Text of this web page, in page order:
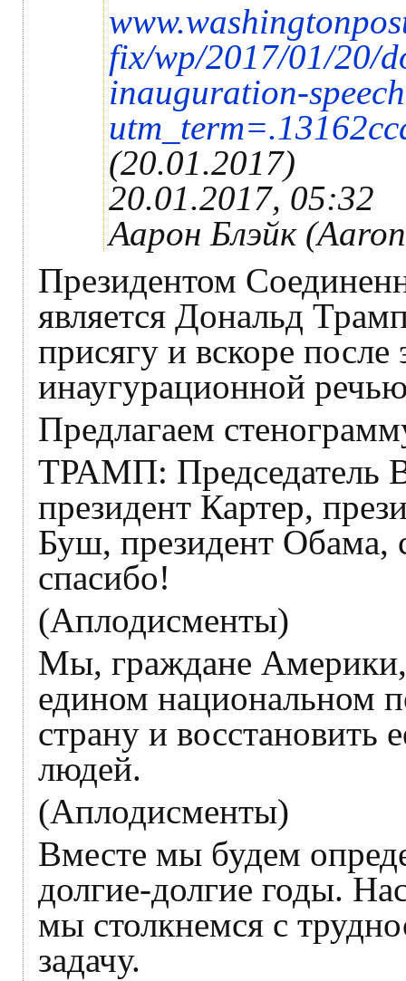
fix/wp/2017/01/20/
inauguration-
(20.01.2017)
20.01.2017, 05:32
Аарон Блэйк
Президентом
является Дональд
присягу и вскоре после
инаугурационной
Предлагаем
ТРАМП: Председатель
президент Картер,
Буш, президент Обама,
спасибо!
(Аплодисменты)
Мы, граждане Америки,
едином национальном
страну и восстановить
людей.
(Аплодисменты)
Вместе мы будем
долгие-долгие годы.
мы столкнемся с
задачу.